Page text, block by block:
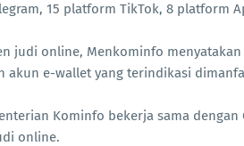
15 platform TikTok, 8 platform
judi online, Menkominfo
akun e-wallet yang terindikasi
Kominfo bekerja sama
online.